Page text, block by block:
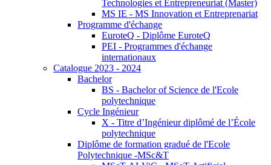
Technologies et Entrepreneuriat (Master)
MS IE - MS Innovation et Entreprenariat
Programme d'échange
EuroteQ - Diplôme EuroteQ
PEI - Programmes d'échange
internationaux
Catalogue 2023 - 2024
Bachelor
BS - Bachelor of Science de l'Ecole
polytechnique
Cycle Ingénieur
X - Titre d’Ingénieur diplômé de l’École
polytechnique
Diplôme de formation gradué de l'Ecole
Polytechnique -MSc&T